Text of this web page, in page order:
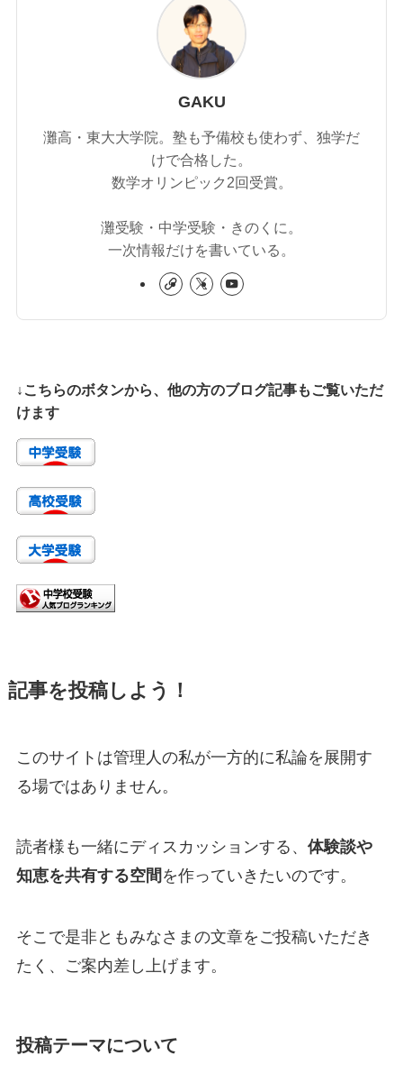
GAKU
灘高・東大大学院。塾も予備校も使わず、独学だ
けで合格した。
数学オリンピック2回受賞。
灘受験・中学受験・きのくに。
一次情報だけを書いている。
↓こちらのボタンから、他の方のブログ記事もご覧いただ
けます
記事を投稿しよう！
このサイトは管理人の私が一方的に私論を展開す
る場ではありません。
読者様も一緒にディスカッションする、 体験談や
知恵を共有する空間 を作っていきたいのです。
そこで是非ともみなさまの文章をご投稿いただき
たく、ご案内差し上げます。
投稿テーマについて